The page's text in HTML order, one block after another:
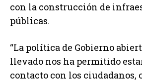
con la construcción de
públicas.
“La política de Gobierno
llevado nos ha permitido
contacto con los ciudadanos,